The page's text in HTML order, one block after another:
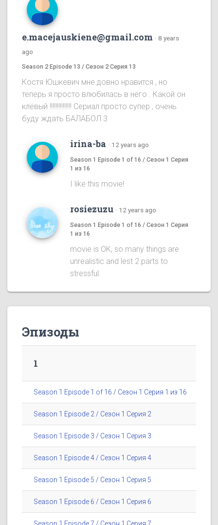
e.macejauskiene@gmail.com · 8 years
ago
Season 2 Episode 13 / Сезон 2 Серия 13
Костя Юшкевич мне довно нравится , но
теперь я просто влюбилась в него . Какой он
клёвый !!!!!!!!!!!!!!! Сериал просто супер , очень
буду ждать БАЛАБОЛ 3
irina-ba · 12 years ago
Season 1 Episode 1 of 16 / Сезон 1 Серия
1 из 16
I like this movie!
rosiezuzu · 12 years ago
Season 1 Episode 1 of 16 / Сезон 1 Серия
1 из 16
movie is OK, so many things are
unrealistic and lest 2 parts to
stressful.
Эпизоды
1
Season 1 Episode 1 of 16 / Сезон 1 Серия 1 из 16
Season 1 Episode 2 / Сезон 1 Серия 2
Season 1 Episode 3 / Сезон 1 Серия 3
Season 1 Episode 4 / Сезон 1 Серия 4
Season 1 Episode 5 / Сезон 1 Серия 5
Season 1 Episode 6 / Сезон 1 Серия 6